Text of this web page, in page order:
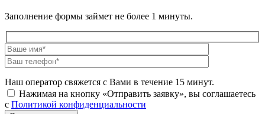
Заполнение формы займет не более 1 минуты.
Наш оператор свяжется с Вами в течение 15 минут.
Нажимая на кнопку «Отправить заявку», вы соглашаетесь
с Политикой конфиденциальности